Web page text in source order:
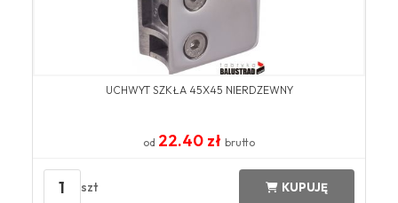
UCHWYT SZKŁA 45X45 NIERDZEWNY
od 22.40 zł brutto
1 szt KUPUJĘ